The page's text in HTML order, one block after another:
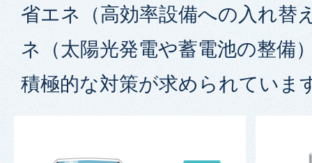
省エネ（高効率設備への入れ替
ネ（太陽光発電や蓄電池の整備
積極的な対策が求められていま